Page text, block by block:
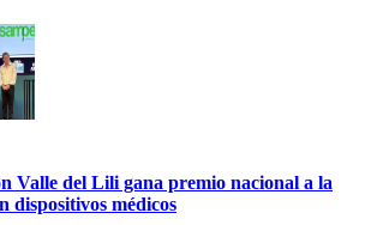
Valle del Lili gana premio nacional a la
dispositivos médicos